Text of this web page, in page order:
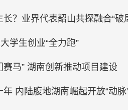
？业界代表韶山共探融合“破
学生创业“全力跑”
赛马” 湖南创新推动项目建设
内陆腹地湖南崛起开放“动脉